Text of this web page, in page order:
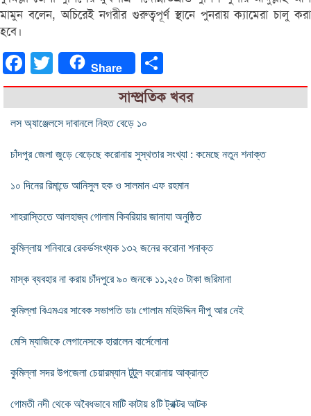
মামুন বলেন, অচিরেই নগরীর গুরুত্বপূর্ণ স্থানে পুনরায় ক্যামেরা চালু করা
হবে।
FacebookTwitter Share
সাম্প্রতিক খবর
লস অ্যাঞ্জেলসে দাবানলে নিহত বেড়ে ১০
চাঁদপুর জেলা জুড়ে বেড়েছে করোনায় সুস্থতার সংখ্যা : কমেছে নতুন শনাক্ত
১০ দিনের রিমান্ডে আনিসুল হক ও সালমান এফ রহমান
শাহরাস্তিতে আলহাজ্ব গোলাম কিবরিয়ার জানাযা অনুষ্ঠিত
কুমিল্লায় শনিবারে রেকর্ডসংখ্যক ১৩২ জনের করোনা শনাক্ত
মাস্ক ব্যবহার না করায় চাঁদপুরে ৯০ জনকে ১১,২৫০ টাকা জরিমানা
কুমিল্লা বিএমএর সাবেক সভাপতি ডাঃ গোলাম মহিউদ্দিন দীপু আর নেই
মেসি ম্যাজিকে লেগানেসকে হারালেন বার্সেলোনা
কুমিল্লা সদর উপজেলা চেয়ারম্যান টুটুল করোনায় আক্রান্ত
গোমতী নদী থেকে অবৈধভাবে মাটি কাটায় ৪টি ট্রাক্টর আটক